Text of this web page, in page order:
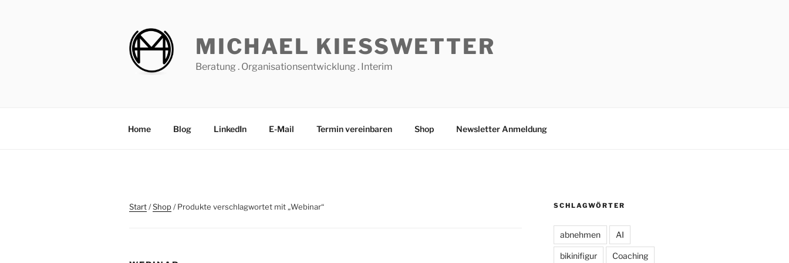
MICHAEL KIESSWETTER
Beratung . Organisationsentwicklung . Interim
Home Blog LinkedIn E-Mail Termin vereinbaren Shop Newsletter Anmeldung
Start/Shop/ Produkte verschlagwortet mit „Webinar“ SCHLAGWÖRTER
abnehmen AI
bikinifigur Coaching